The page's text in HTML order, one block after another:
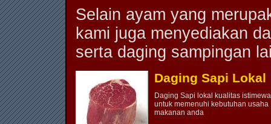
Selain ayam yang
kami juga menyediakan
serta daging sampingan
Daging Sapi Lokal
Daging Sapi lokal kualitas istimewa
untuk memenuhi kebutuhan usaha
makanan anda